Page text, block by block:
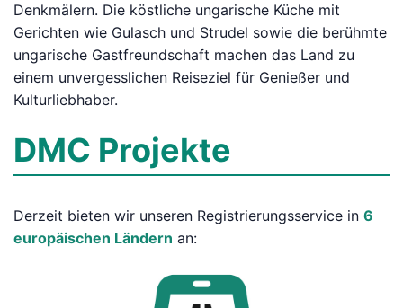
Denkmälern. Die köstliche ungarische Küche mit
Gerichten wie Gulasch und Strudel sowie die berühmte
ungarische Gastfreundschaft machen das Land zu
einem unvergesslichen Reiseziel für Genießer und
Kulturliebhaber.
DMC Projekte
Derzeit bieten wir unseren Registrierungsservice in 6
europäischen Ländern an: